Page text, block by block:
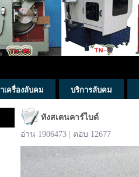
เครื่องลับคม บริการลับคม
ทังสเตนคาร์ไบด์
อ่าน 1906473 | ตอบ 12677